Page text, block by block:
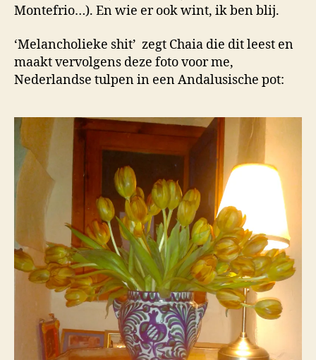
Montefrio…). En wie er ook wint, ik ben blij.
‘Melancholieke shit’ zegt Chaia die dit leest en
maakt vervolgens deze foto voor me,
Nederlandse tulpen in een Andalusische pot: